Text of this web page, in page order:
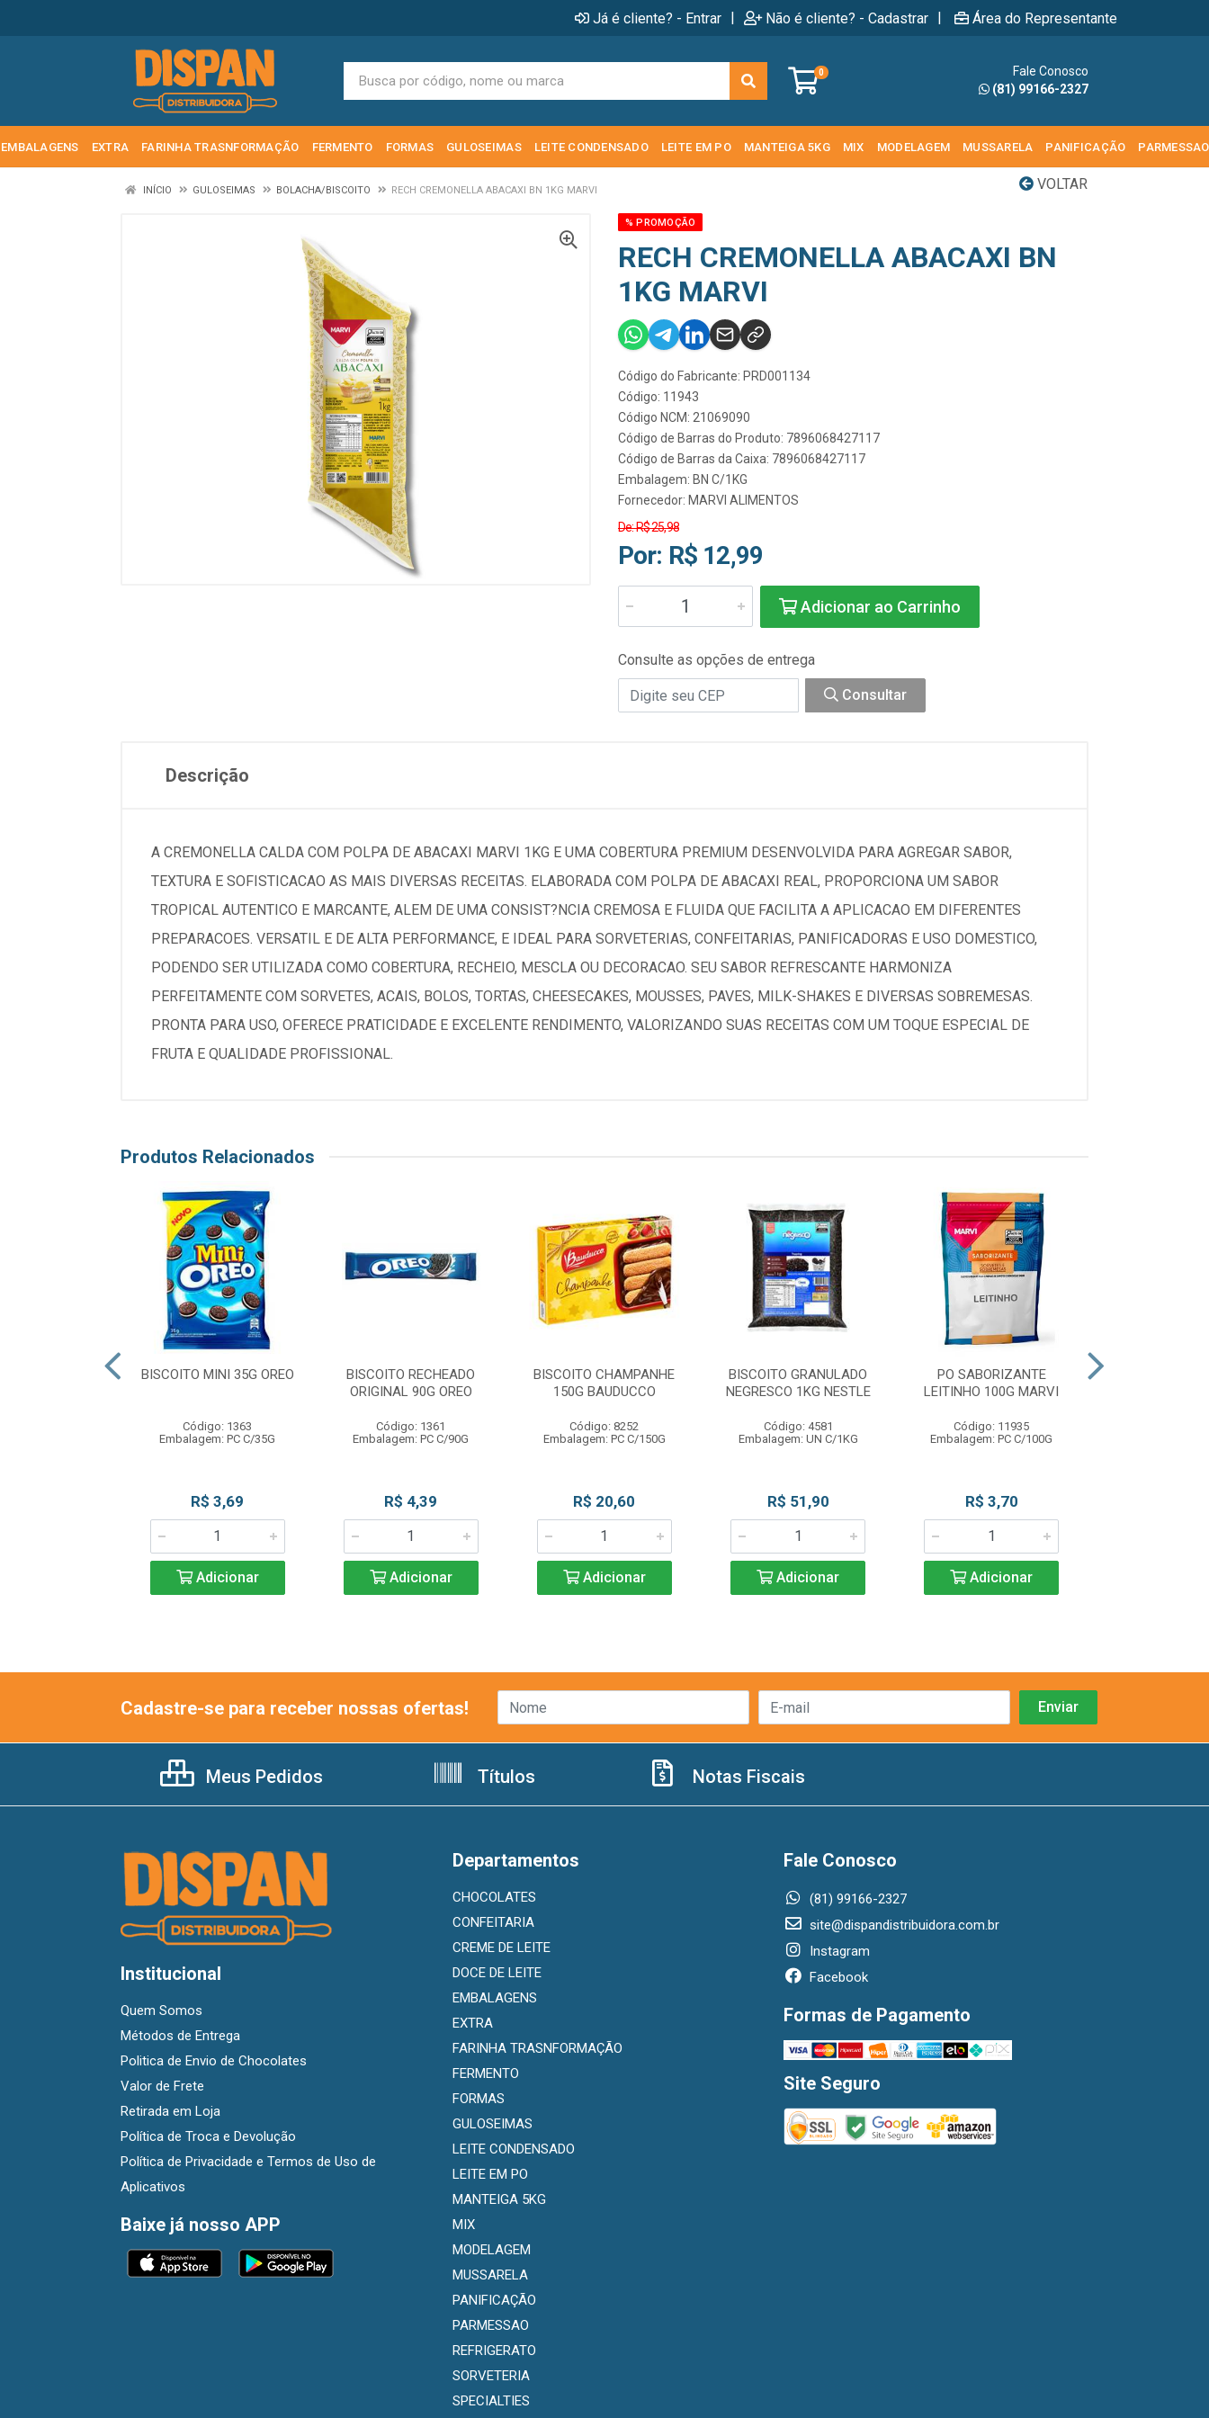
Já é cliente? - Entrar | Não é cliente? - Cadastrar | Área do Representante
0
Fale Conosco
(81) 99166-2327
EMBALAGENS EXTRA FARINHA TRASNFORMAÇÃO FERMENTO FORMAS GULOSEIMAS LEITE CONDENSADO LEITE EM PO MANTEIGA 5KG MIX MODELAGEM MUSSARELA PANIFICAÇÃO PARMESSAO
VOLTAR
INÍCIO GULOSEIMAS BOLACHA/BISCOITO RECH CREMONELLA ABACAXI BN 1KG MARVI
% PROMOÇÃO
RECH CREMONELLA ABACAXI BN
1KG MARVI
Código do Fabricante: PRD001134
Código: 11943
Código NCM: 21069090
Código de Barras do Produto: 7896068427117
Código de Barras da Caixa: 7896068427117
Embalagem: BN C/1KG
Fornecedor: MARVI ALIMENTOS
De: R$ 25,98
Por: R$ 12,99
Adicionar ao Carrinho
Consulte as opções de entrega
Consultar
Descrição
A CREMONELLA CALDA COM POLPA DE ABACAXI MARVI 1KG E UMA COBERTURA PREMIUM DESENVOLVIDA PARA AGREGAR SABOR,
TEXTURA E SOFISTICACAO AS MAIS DIVERSAS RECEITAS. ELABORADA COM POLPA DE ABACAXI REAL, PROPORCIONA UM SABOR
TROPICAL AUTENTICO E MARCANTE, ALEM DE UMA CONSIST?NCIA CREMOSA E FLUIDA QUE FACILITA A APLICACAO EM DIFERENTES
PREPARACOES. VERSATIL E DE ALTA PERFORMANCE, E IDEAL PARA SORVETERIAS, CONFEITARIAS, PANIFICADORAS E USO DOMESTICO,
PODENDO SER UTILIZADA COMO COBERTURA, RECHEIO, MESCLA OU DECORACAO. SEU SABOR REFRESCANTE HARMONIZA
PERFEITAMENTE COM SORVETES, ACAIS, BOLOS, TORTAS, CHEESECAKES, MOUSSES, PAVES, MILK-SHAKES E DIVERSAS SOBREMESAS.
PRONTA PARA USO, OFERECE PRATICIDADE E EXCELENTE RENDIMENTO, VALORIZANDO SUAS RECEITAS COM UM TOQUE ESPECIAL DE
FRUTA E QUALIDADE PROFISSIONAL.
Produtos Relacionados
BISCOITO MINI 35G OREO
Código: 1363
Embalagem: PC C/35G
R$ 3,69
Adicionar
BISCOITO RECHEADO
ORIGINAL 90G OREO
Código: 1361
Embalagem: PC C/90G
R$ 4,39
Adicionar
BISCOITO CHAMPANHE
150G BAUDUCCO
Código: 8252
Embalagem: PC C/150G
R$ 20,60
Adicionar
BISCOITO GRANULADO
NEGRESCO 1KG NESTLE
Código: 4581
Embalagem: UN C/1KG
R$ 51,90
Adicionar
PO SABORIZANTE
LEITINHO 100G MARVI
Código: 11935
Embalagem: PC C/100G
R$ 3,70
Adicionar
Cadastre-se para receber nossas ofertas!
Meus Pedidos Títulos Notas Fiscais
Institucional
Quem Somos
Métodos de Entrega
Politica de Envio de Chocolates
Valor de Frete
Retirada em Loja
Política de Troca e Devolução
Política de Privacidade e Termos de Uso de
Aplicativos
Baixe já nosso APP
Departamentos
CHOCOLATES
CONFEITARIA
CREME DE LEITE
DOCE DE LEITE
EMBALAGENS
EXTRA
FARINHA TRASNFORMAÇÃO
FERMENTO
FORMAS
GULOSEIMAS
LEITE CONDENSADO
LEITE EM PO
MANTEIGA 5KG
MIX
MODELAGEM
MUSSARELA
PANIFICAÇÃO
PARMESSAO
REFRIGERATO
SORVETERIA
SPECIALTIES
Fale Conosco
(81) 99166-2327
site@dispandistribuidora.com.br
Instagram
Facebook
Formas de Pagamento
Site Seguro